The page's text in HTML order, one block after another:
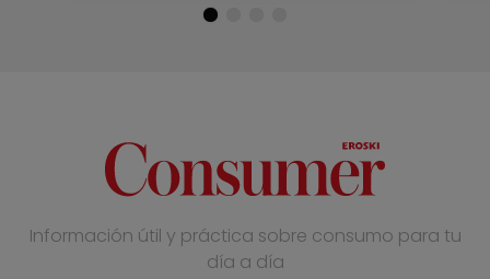
Información útil y práctica sobre consumo para tu
día a día